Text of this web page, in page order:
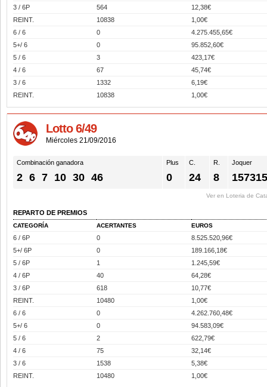
3 / 6P
564
12,38€
REINT.
10838
1,00€
6 / 6
0
4.275.455,65€
5+/ 6
0
95.852,60€
5 / 6
3
423,17€
4 / 6
67
45,74€
3 / 6
1332
6,19€
REINT.
10838 1,00€
Lotto 6/49
Miércoles 21/09/2016
Combinación ganadora
2 6 7 10 30 46
Plus
0
C.
24
R.
8
Joquer
Ver en Loteria de
REPARTO DE PREMIOS
CATEGORÍA ACERTANTES EUROS
6 / 6P 0
8.525.520,96€
5+/ 6P
0
189.166,18€
5 / 6P
1
1.245,59€
4 / 6P
40
64,28€
3 / 6P
618
10,77€
REINT.
10480
1,00€
6 / 6
0
4.262.760,48€
5+/ 6
0
94.583,09€
5 / 6
2
622,79€
4 / 6
75
32,14€
3 / 6
1538
5,38€
REINT.
10480 1,00€